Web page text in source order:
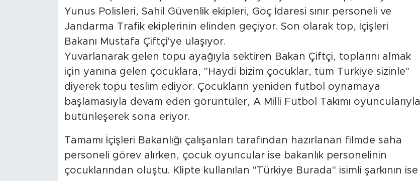
Yunus Polisleri, Sahil Güvenlik ekipleri, Göç İdaresi sınır personeli ve
Jandarma Trafik ekiplerinin elinden geçiyor. Son olarak top, İçişleri
Bakanı Mustafa Çiftçi'ye ulaşıyor.
Yuvarlanarak gelen topu ayağıyla sektiren Bakan Çiftçi, toplarını almak
için yanına gelen çocuklara, "Haydi bizim çocuklar, tüm Türkiye sizinle"
diyerek topu teslim ediyor. Çocukların yeniden futbol oynamaya
başlamasıyla devam eden görüntüler, A Milli Futbol Takımı oyuncularıyla
bütünleşerek sona eriyor.
Tamamı İçişleri Bakanlığı çalışanları tarafından hazırlanan filmde saha
personeli görev alırken, çocuk oyuncular ise bakanlık personelinin
çocuklarından oluştu. Klipte kullanılan "Türkiye Burada" isimli şarkının ise